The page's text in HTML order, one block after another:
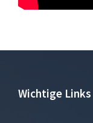
Wichtige Links